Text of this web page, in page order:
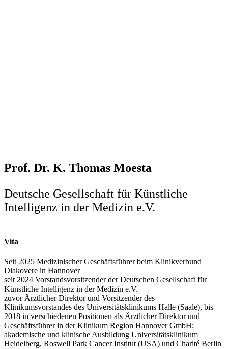
Prof. Dr. K. Thomas Moesta
Deutsche Gesellschaft für Künstliche
Intelligenz in der Medizin e.V.
Vita
Seit 2025 Medizinischer Geschäftsführer beim Klinikverbund
Diakovere in Hannover
seit 2024 Vorstandsvorsitzender der Deutschen Gesellschaft für
Künstliche Intelligenz in der Medizin e.V.
zuvor Ärztlicher Direktor und Vorsitzender des
Klinikumsvorstandes des Universitätsklinikums Halle (Saale), bis
2018 in verschiedenen Positionen als Ärztlicher Direktor und
Geschäftsführer in der Klinikum Region Hannover GmbH;
akademische und klinische Ausbildung Universitätsklinikum
Heidelberg, Roswell Park Cancer Institut (USA) und Charité Berlin